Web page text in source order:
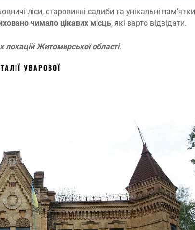
ліси, старовинні садиби та унікальні пам’ятки
чимало цікавих місць, які варто відвідати.
локацій Житомирської області.
УВАРОВОЇ